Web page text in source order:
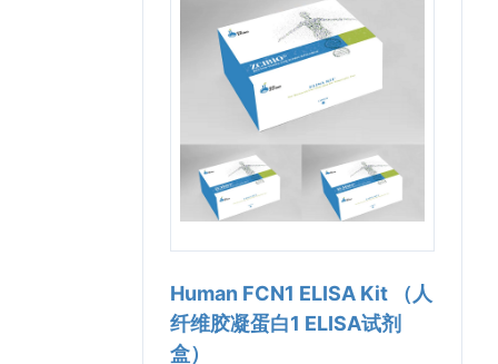
Human FCN1 ELISA Kit （人
纤维胶凝蛋白1 ELISA试剂
盒）